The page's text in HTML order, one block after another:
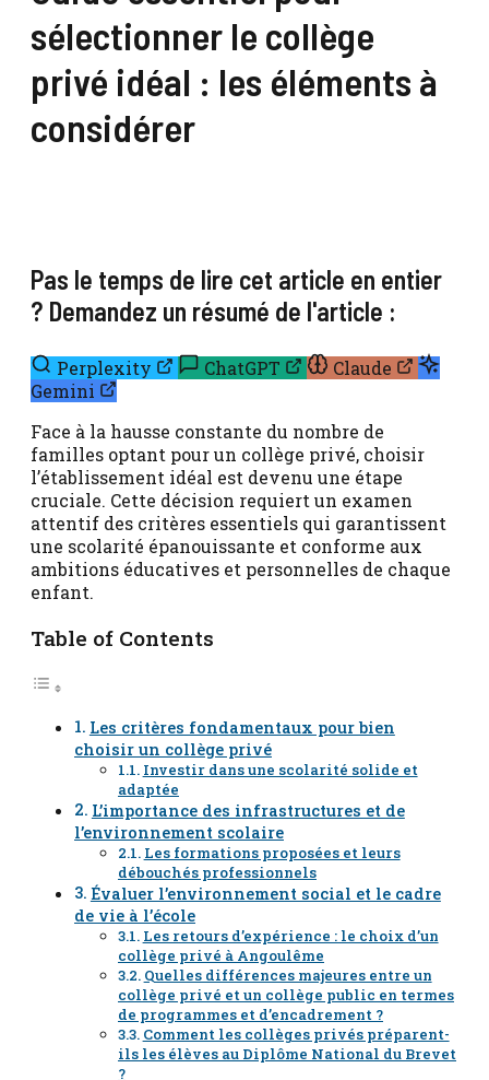
sélectionner le collège
privé idéal : les éléments à
considérer
Pas le temps de lire cet article en entier
? Demandez un résumé de l'article :
Perplexity ChatGPT
Claude
Gemini
Face à la hausse constante du nombre de
familles optant pour un collège privé, choisir
l’établissement idéal est devenu une étape
cruciale. Cette décision requiert un examen
attentif des critères essentiels qui garantissent
une scolarité épanouissante et conforme aux
ambitions éducatives et personnelles de chaque
enfant.
Table of Contents
Les critères fondamentaux pour bien
choisir un collège privé
Investir dans une scolarité solide et
adaptée
L’importance des infrastructures et de
l’environnement scolaire
Les formations proposées et leurs
débouchés professionnels
Évaluer l’environnement social et le cadre
de vie à l’école
Les retours d’expérience : le choix d’un
collège privé à Angoulême
Quelles différences majeures entre un
collège privé et un collège public en termes
de programmes et d’encadrement ?
Comment les collèges privés préparent-
ils les élèves au Diplôme National du Brevet
?